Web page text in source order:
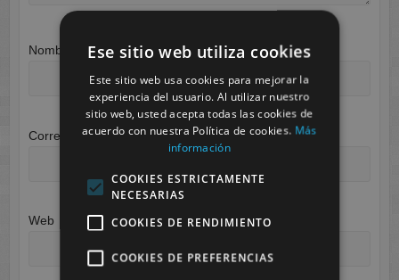
Nombre
Correo electrónico*
Web
Ese sitio web utiliza cookies
Este sitio web usa cookies para mejorar la
experiencia del usuario. Al utilizar nuestro
sitio web, usted acepta todas las cookies de
acuerdo con nuestra Política de cookies. Más
información
COOKIES ESTRICTAMENTE
NECESARIAS
COOKIES DE RENDIMIENTO
COOKIES DE PREFERENCIAS